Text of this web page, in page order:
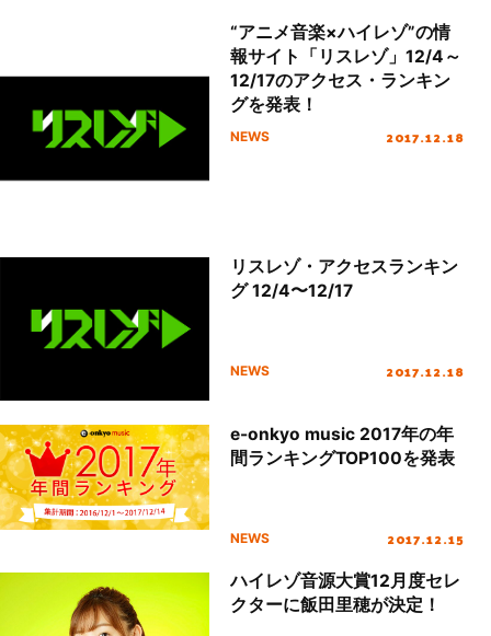
“アニメ音楽×ハイレゾ”の情
報サイト「リスレゾ」12/4～
12/17のアクセス・ランキン
グを発表！
NEWS 2017.12.18
リスレゾ・アクセスランキン
グ 12/4〜12/17
NEWS 2017.12.18
e-onkyo music 2017年の年
間ランキングTOP100を発表
NEWS 2017.12.15
ハイレゾ音源大賞12月度セレ
クターに飯田里穂が決定！